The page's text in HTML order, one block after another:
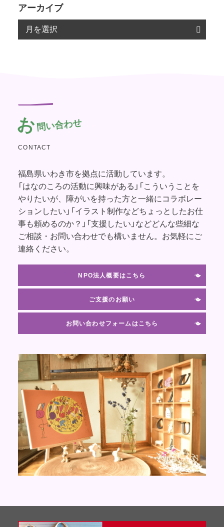
アーカイブ
お問い合わせ
CONTACT
福島県いわき市を拠点に活動しています。
「はなのころの活動に興味がある」「こういうことを
やりたいが、障がいを持った方と一緒にコラボレー
ションしたい」「イラスト制作などちょっとしたお仕
事も頼めるのか？」「支援したい」などどんな些細な
ご相談・お問い合わせでも構いません。お気軽にご
連絡ください。
NPO法人概要はこちら
ご支援のお願い
お問い合わせフォームはこちら